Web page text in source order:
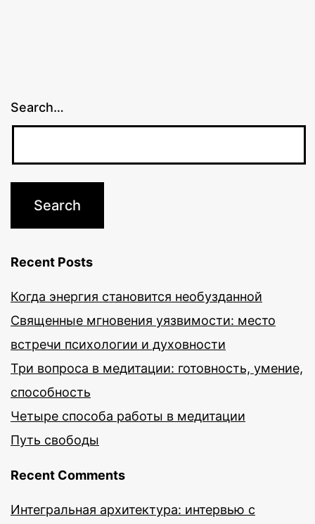
Search…
Recent Posts
Когда энергия становится необузданной
Священные мгновения уязвимости: место
встречи психологии и духовности
Три вопроса в медитации: готовность, умение,
способность
Четыре способа работы в медитации
Путь свободы
Recent Comments
Интегральная архитектура: интервью с